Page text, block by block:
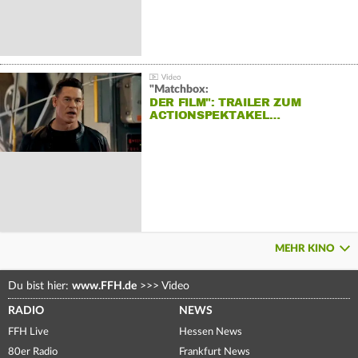
"Matchbox:
DER FILM": TRAILER ZUM
ACTIONSPEKTAKEL…
MEHR KINO
Du bist hier: www.FFH.de >>> Video
RADIO
FFH Live
80er Radio
NEWS
Hessen News
Frankfurt News